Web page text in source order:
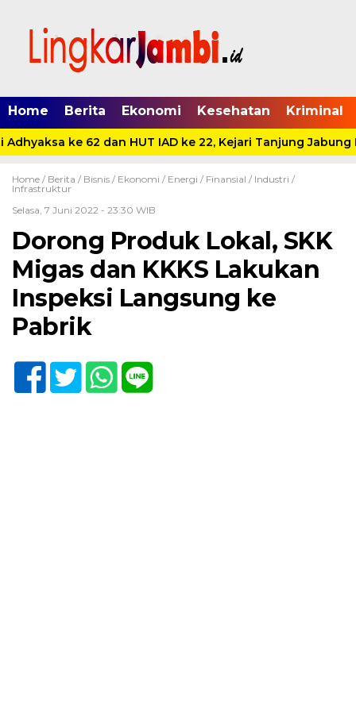
Home Berita Ekonomi Kesehatan Kriminal
ke 62 dan HUT IAD ke 22, Kejari Tanjung Jabung
Home / Berita / Bisnis / Ekonomi / Energi / Finansial / Industri /
Infrastruktur
Selasa, 7 Juni 2022 - 23:30 WIB
Dorong Produk Lokal, SKK
Migas dan KKKS Lakukan
Inspeksi Langsung ke
Pabrik